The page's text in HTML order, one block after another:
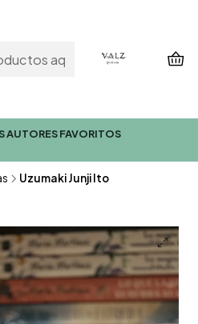
AUTORES FAVORITOS
Uzumaki Junji Ito